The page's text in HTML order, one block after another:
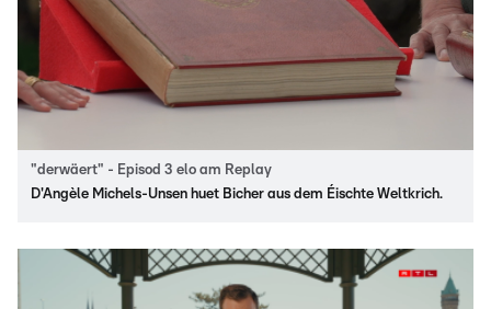
"derwäert" - Episod 3 elo am Replay
D'Angèle Michels-Unsen huet Bicher aus dem Éischte Weltkrich.